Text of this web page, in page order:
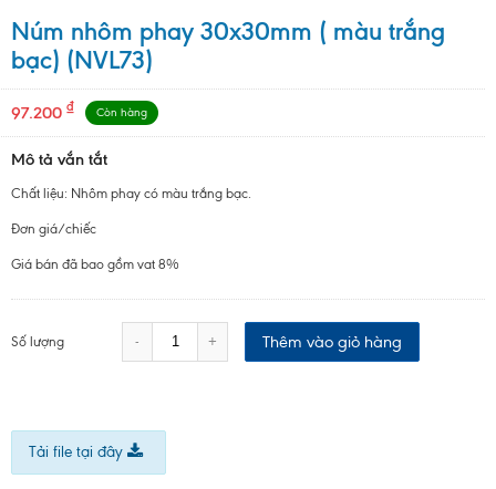
Núm nhôm phay 30x30mm ( màu trắng
bạc) (NVL73)
97.200 ₫ Còn hàng
Mô tả vắn tắt
Chất liệu: Nhôm phay có màu trắng bạc.
Đơn giá/chiếc
Giá bán đã bao gồm vat 8%
Số lượng - + Thêm vào giỏ hàng
Tải file tại đây